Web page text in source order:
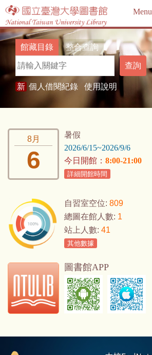
Jump to navigation
Menu
館藏目錄 整合查詢
查詢
新 個人借閱紀錄 使用說明
8月
6
暑假
2026/6/15~2026/9/6
今日開館： 8:00-21:00
詳細開館時間
自習室空位: 809
總圖在館人數: 1
站上人數: 41
其他數據
圖書館APP